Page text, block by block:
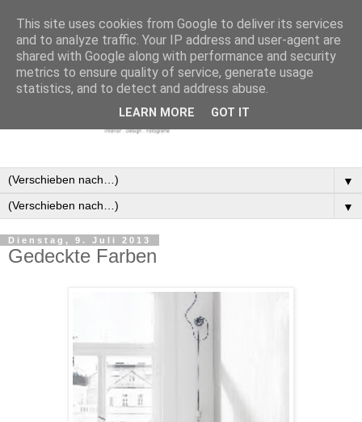
▼
▼
Dienstag, 9. Juli 2013
Gedeckte Farben
This site uses cookies from Google to deliver its services
and to analyze traffic. Your IP address and user-agent are
shared with Google along with performance and security
metrics to ensure quality of service, generate usage
statistics, and to detect and address abuse.
LEARN MORE GOT IT